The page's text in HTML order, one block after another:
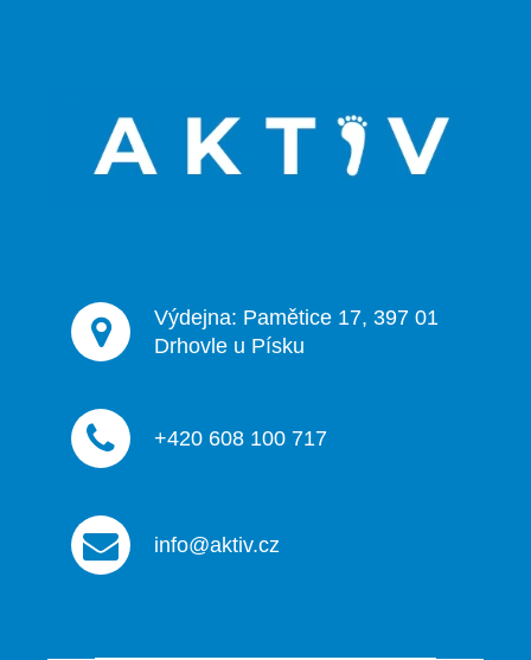
Výdejna: Pamětice 17, 397 01
Drhovle u Písku
+420 608 100 717
info@aktiv.cz